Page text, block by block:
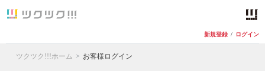
新規登録 / ログイン
ツクツク!!!ホーム お客様ログイン